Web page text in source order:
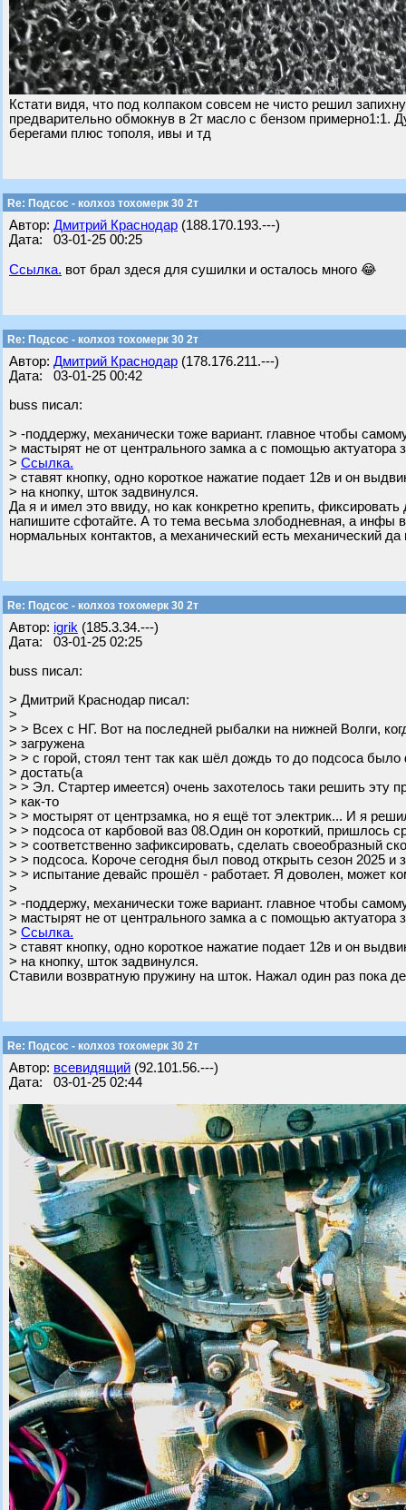
Кстати видя, что под колпаком совсем не чисто решил
предварительно обмокнув в 2т масло с бензом примерно1:1.
берегами плюс тополя, ивы и тд
Re: Подсос - колхоз тохомерк 30 2т
Автор: Дмитрий Краснодар (188.170.193.---)
Дата: 03-01-25 00:25
Ссылка. вот брал здеся для сушилки и осталось много 😂
Re: Подсос - колхоз тохомерк 30 2т
Автор: Дмитрий Краснодар (178.176.211.---)
Дата: 03-01-25 00:42
buss писал:
> -поддержу, механически тоже вариант. главное чтобы
> мастырят не от центрального замка а с помощью актуатора
> Ссылка.
> ставят кнопку, одно короткое нажатие подает 12в и он
> на кнопку, шток задвинулся.
Да я и имел это ввиду, но как конкретно крепить,
напишите сфотайте. А то тема весьма злободневная, а инфы
нормальных контактов, а механический есть механический
Re: Подсос - колхоз тохомерк 30 2т
Автор: igrik (185.3.34.---)
Дата: 03-01-25 02:25
buss писал:
> Дмитрий Краснодар писал:
>
> > Всех с НГ. Вот на последней рыбалки на нижней Волги,
> загружена
> > с горой, стоял тент так как шёл дождь то до подсоса было
> достать(а
> > Эл. Стартер имеется) очень захотелось таки решить эту
> как-то
> > мостырят от центрзамка, но я ещё тот электрик... И я
> > подсоса от карбовой ваз 08.Один он короткий, пришлось
> > соответственно зафиксировать, сделать своеобразный
> > подсоса. Короче сегодня был повод открыть сезон 2025 и
> > испытание девайс прошёл - работает. Я доволен, может
>
> -поддержу, механически тоже вариант. главное чтобы
> мастырят не от центрального замка а с помощью актуатора
> Ссылка.
> ставят кнопку, одно короткое нажатие подает 12в и он
> на кнопку, шток задвинулся.
Ставили возвратную пружину на шток. Нажал один раз пока
Re: Подсос - колхоз тохомерк 30 2т
Автор: всевидящий (92.101.56.---)
Дата: 03-01-25 02:44